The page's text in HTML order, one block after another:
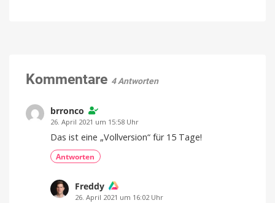
Kommentare 4 Antworten
brronco
26. April 2021 um 15:58 Uhr
Das ist eine „Vollversion“ für 15 Tage!
Antworten
Freddy
26. April 2021 um 16:02 Uhr